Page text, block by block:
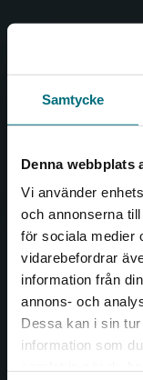
Samtycke
Denna webbplats
Vi använder
och annonserna
för sociala medier
vidarebefordrar
information från
annons- och
Dessa kan i sin
information som
Det verkar
och öppnar
såväl barn som
Kontakta oss
Kontakta oss
046-31 20 00
Box 141
221 00 Lund
Besöksadress: